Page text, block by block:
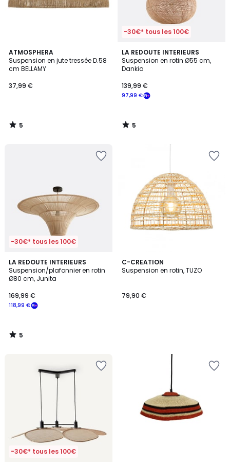
ATMOSPHERA
Suspension en jute tressée D.58
cm BELLAMY
37,99 €
5
/
5
5
/
-30€* tous les 100€
LA REDOUTE INTERIEURS
Suspension en rotin Ø55 cm,
Dankia
97,99 €
139,99 €
5
/
5
5
/
-30€* tous les 100€
LA REDOUTE INTERIEURS
Suspension/plafonnier en rotin
Ø80 cm, Junita
118,99 €
169,99 €
5
/
5
5
/
C-CREATION
Suspension en rotin, TUZO
79,90 €
-30€* tous les 100€